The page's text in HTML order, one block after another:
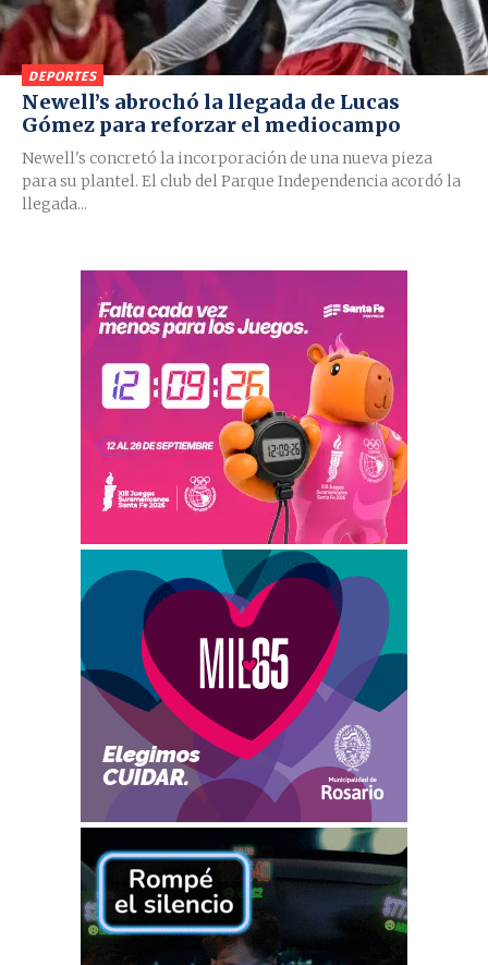
DEPORTES
Newell’s abrochó la llegada de Lucas
Gómez para reforzar el mediocampo
Newell's concretó la incorporación de una nueva pieza
para su plantel. El club del Parque Independencia acordó la
llegada...